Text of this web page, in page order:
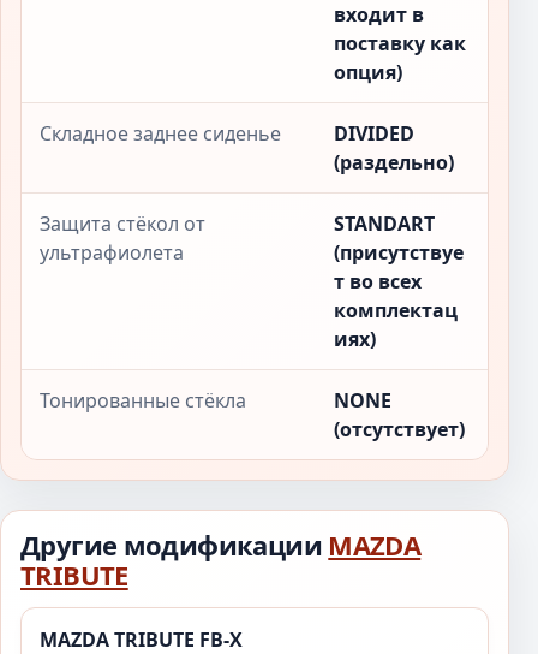
входит в
поставку как
опция)
Складное заднее сиденье
DIVIDED
(раздельно)
Защита стёкол от
ультрафиолета
STANDART
(присутствуе
т во всех
комплектац
иях)
Тонированные стёкла
NONE
(отсутствует)
Другие модификации MAZDA
TRIBUTE
MAZDA TRIBUTE FB-X